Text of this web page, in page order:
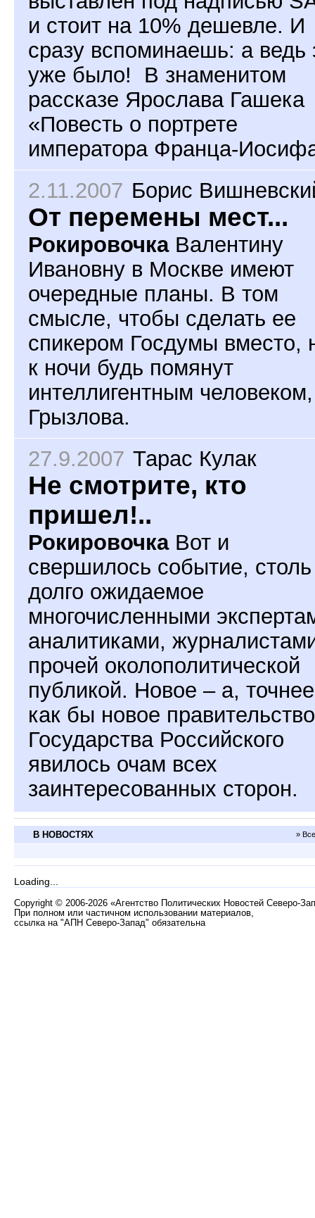
и стоит на 10% дешевле. И
сразу вспоминаешь: а ведь
уже было! В знаменитом
рассказе Ярослава Гашека
«Повесть о портрете
императора Франца-
2.11.2007 Борис
От перемены мест...
Рокировочка Валентину
Ивановну в Москве имеют
очередные планы. В том
смысле, чтобы сделать ее
спикером Госдумы вместо,
к ночи будь помянут
интеллигентным человеком,
Грызлова.
27.9.2007 Тарас Кулак
Не смотрите, кто
пришел!..
Рокировочка Вот и
свершилось событие, столь
долго ожидаемое
многочисленными
аналитиками,
прочей околополитической
публикой. Новое – а,
как бы новое правительство
Государства Российского
явилось очам всех
заинтересованных сторон.
В НОВОСТЯХ »
Loading...
Copyright © 2006-2026 «Агентство Политических Новостей Северо-
При полном или частичном использовании материалов,
ссылка на "АПН Северо-Запад" обязательна